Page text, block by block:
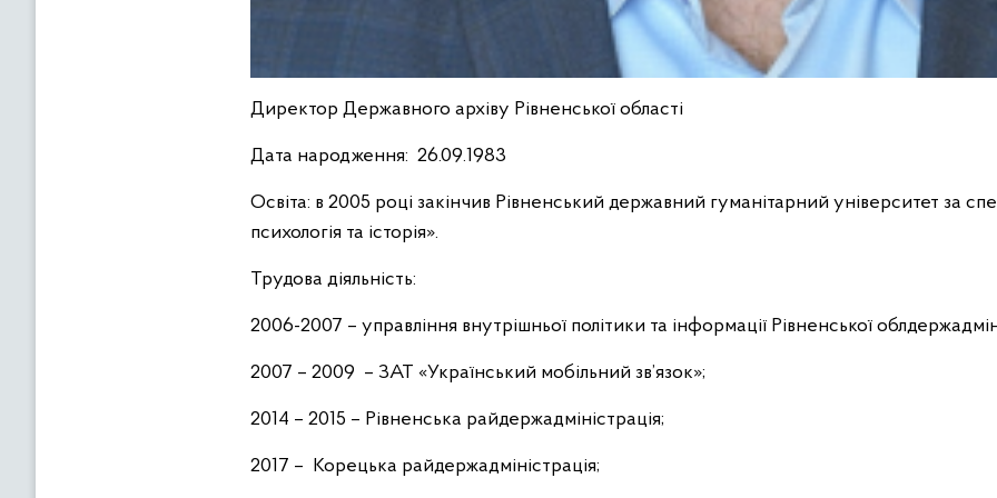
Директор Державного архіву Рівненської області
Дата народження: 26.09.1983
Освіта: в 2005 році закінчив Рівненський державний гуманітарний університет за
психологія та історія».
Трудова діяльність:
2006-2007 – управління внутрішньої політики та інформації Рівненської
2007 – 2009 – ЗАТ «Український мобільний зв’язок»;
2014 – 2015 – Рівненська райдержадміністрація;
2017 – Корецька райдержадміністрація;